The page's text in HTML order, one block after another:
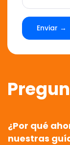
Enviar →
¿Por qué
nuestras